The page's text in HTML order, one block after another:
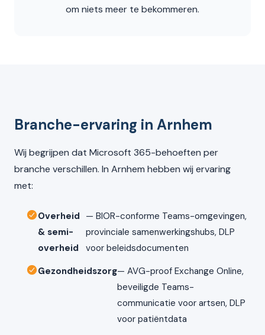
om niets meer te bekommeren.
Branche-ervaring in Arnhem
Wij begrijpen dat Microsoft 365-behoeften per
branche verschillen. In Arnhem hebben wij ervaring
met:
Overheid
& semi-
overheid
— BIOR-conforme Teams-omgevingen,
provinciale samenwerkingshubs, DLP
voor beleidsdocumenten
Gezondheidszorg— AVG-proof Exchange Online,
beveiligde Teams-
communicatie voor artsen, DLP
voor patiëntdata